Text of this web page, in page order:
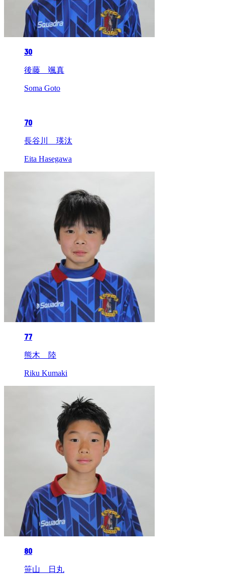
30
後藤 颯真
Soma Goto
70
長谷川 瑛汰
Eita Hasegawa
77
熊木 陸
Riku Kumaki
80
笹山 日丸